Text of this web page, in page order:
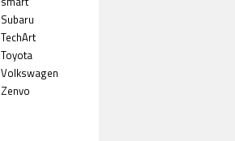
Subaru
TechArt
Toyota
Volkswagen
Zenvo